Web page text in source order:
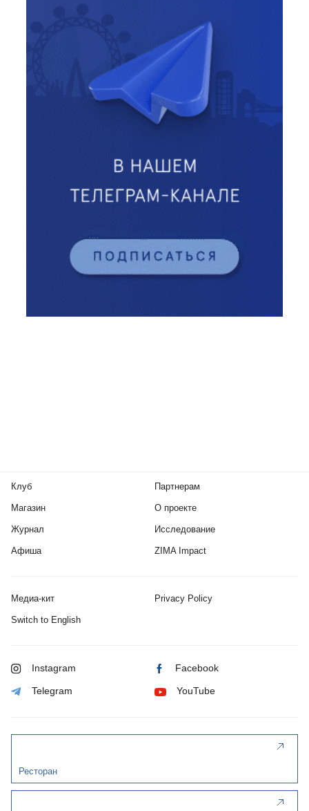
Клуб
Магазин
Журнал
Афиша
Партнерам
О проекте
Исследование
ZIMA Impact
Медиа-кит Privacy Policy
Switch to English
Instagram Facebook
Telegram YouTube
Ресторан